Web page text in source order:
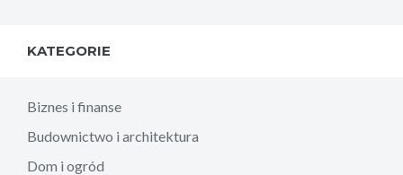
KATEGORIE
Biznes i finanse
Budownictwo i architektura
Dom i ogród